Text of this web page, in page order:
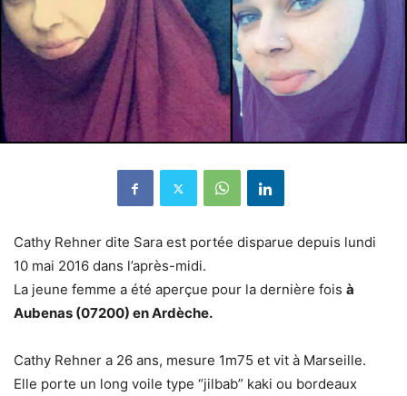
Cathy Rehner dite Sara est portée disparue depuis lundi
10 mai 2016 dans l’après-midi.
La jeune femme a été aperçue pour la dernière fois à
Aubenas (07200) en Ardèche.
Cathy Rehner a 26 ans, mesure 1m75 et vit à Marseille.
Elle porte un long voile type “jilbab” kaki ou bordeaux